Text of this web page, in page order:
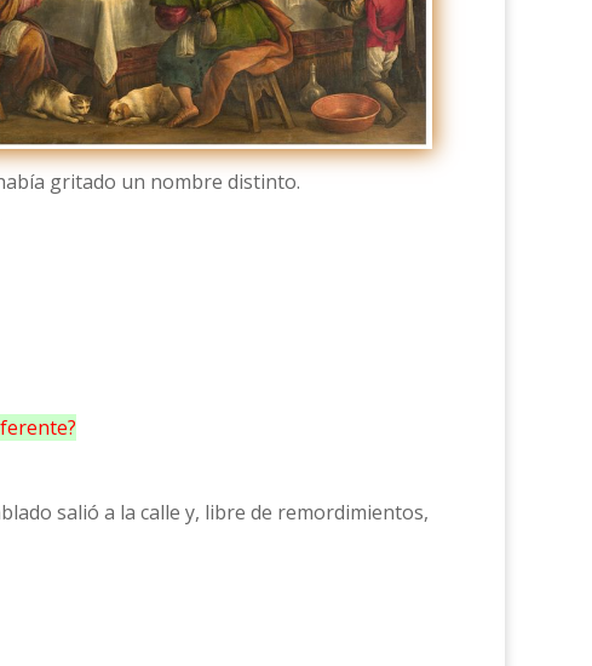
gritado un nombre distinto.
salió a la calle y, libre de remordimientos,